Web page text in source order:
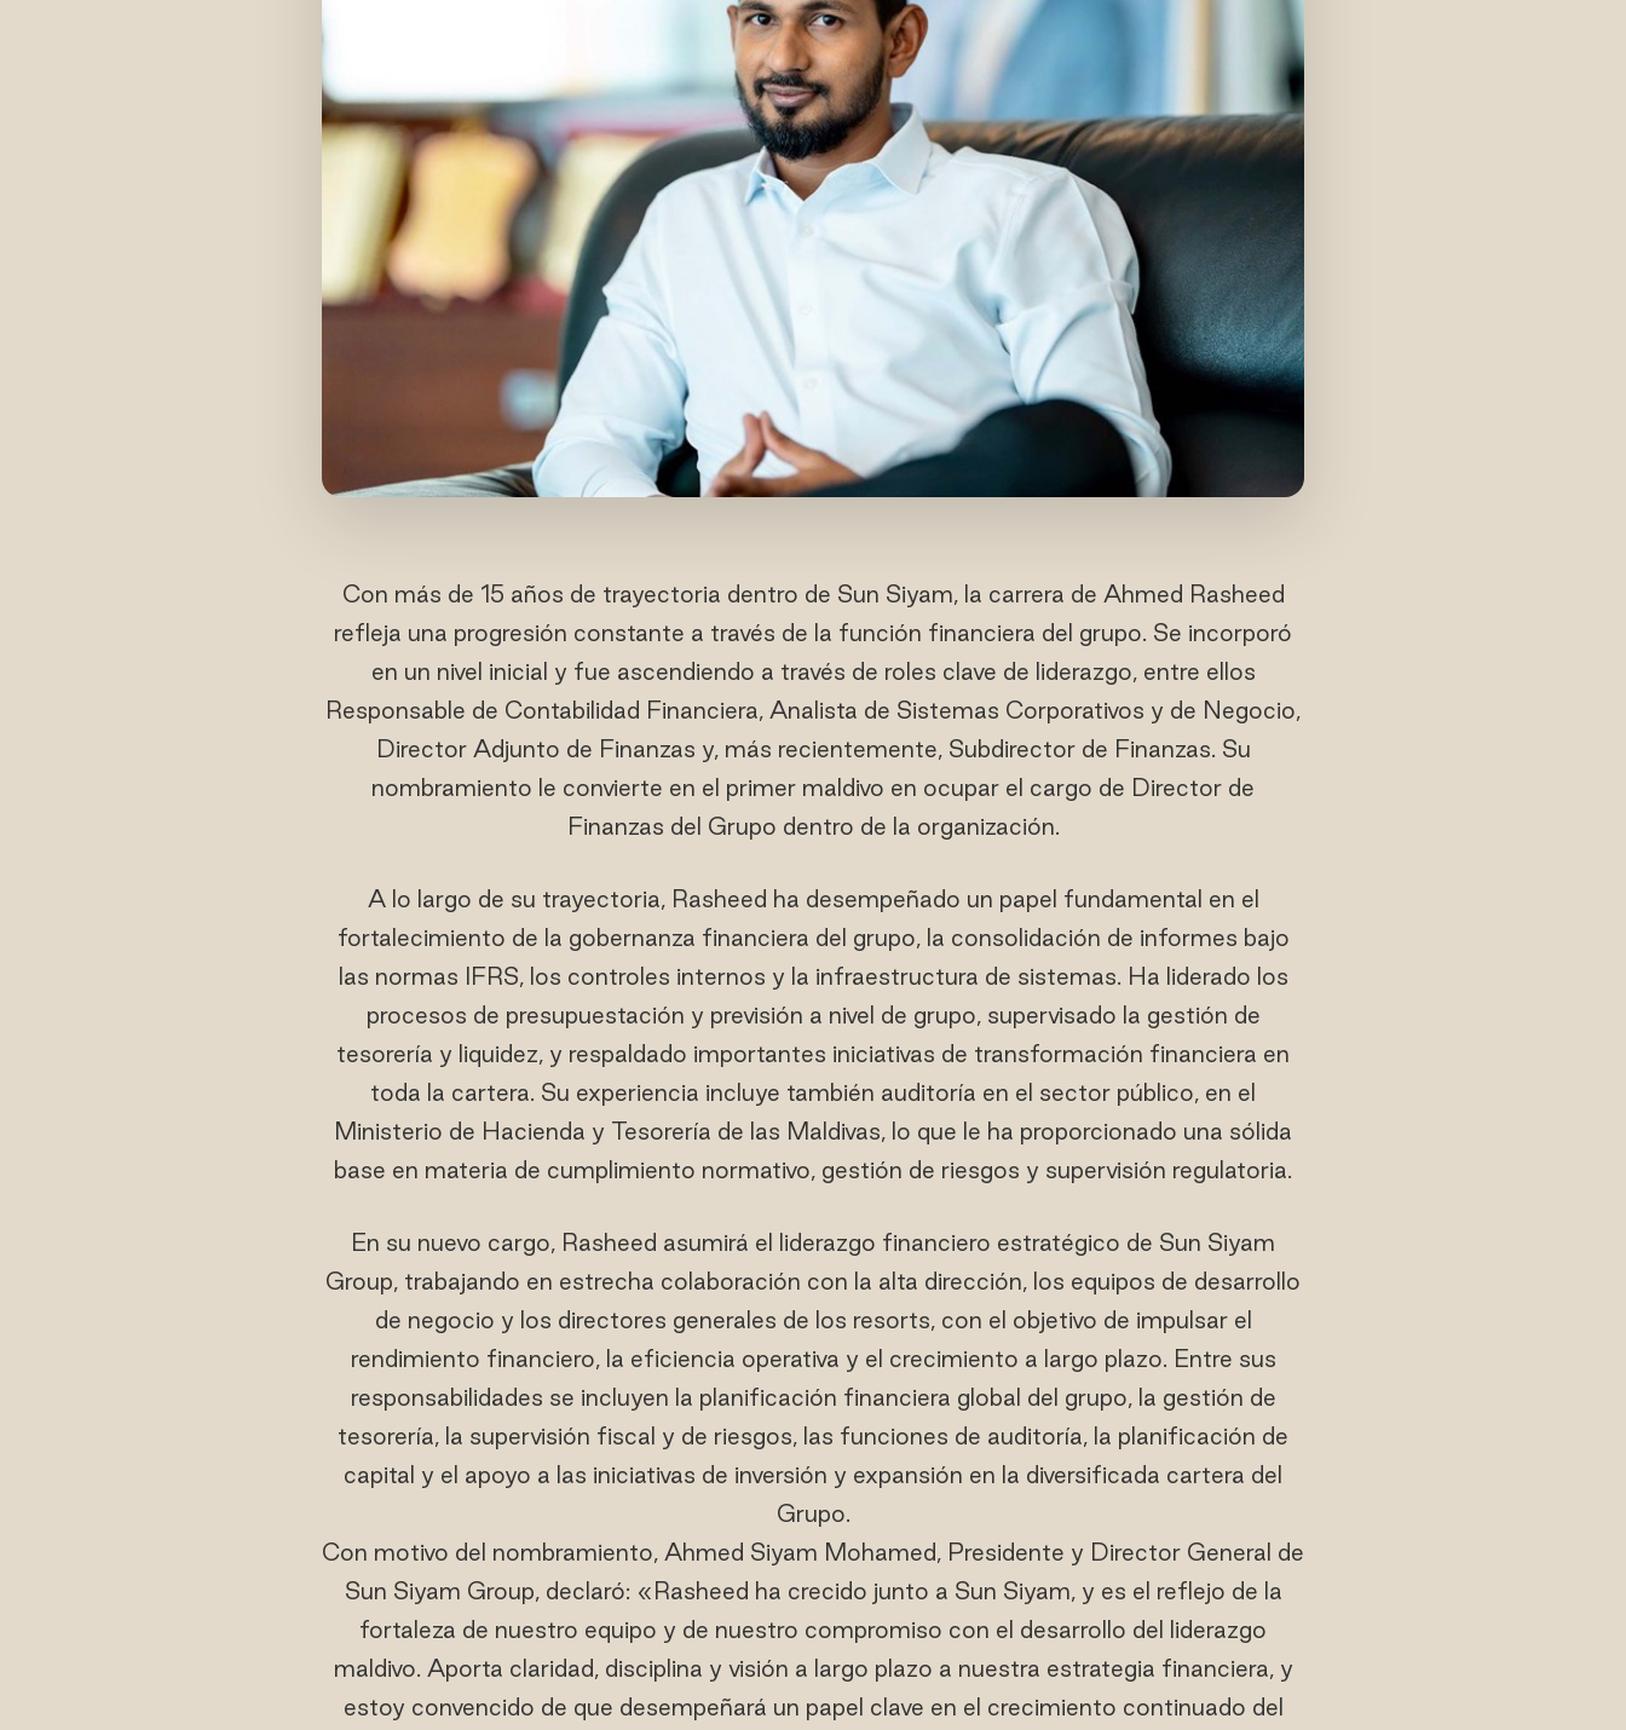
Con más de 15 años de trayectoria dentro de Sun Siyam, la carrera de Ahmed Rasheed
refleja una progresión constante a través de la función financiera del grupo. Se incorporó
en un nivel inicial y fue ascendiendo a través de roles clave de liderazgo, entre ellos
Responsable de Contabilidad Financiera, Analista de Sistemas Corporativos y de Negocio,
Director Adjunto de Finanzas y, más recientemente, Subdirector de Finanzas. Su
nombramiento le convierte en el primer maldivo en ocupar el cargo de Director de
Finanzas del Grupo dentro de la organización.
A lo largo de su trayectoria, Rasheed ha desempeñado un papel fundamental en el
fortalecimiento de la gobernanza financiera del grupo, la consolidación de informes bajo
las normas IFRS, los controles internos y la infraestructura de sistemas. Ha liderado los
procesos de presupuestación y previsión a nivel de grupo, supervisado la gestión de
tesorería y liquidez, y respaldado importantes iniciativas de transformación financiera en
toda la cartera. Su experiencia incluye también auditoría en el sector público, en el
Ministerio de Hacienda y Tesorería de las Maldivas, lo que le ha proporcionado una sólida
base en materia de cumplimiento normativo, gestión de riesgos y supervisión regulatoria.
En su nuevo cargo, Rasheed asumirá el liderazgo financiero estratégico de Sun Siyam
Group, trabajando en estrecha colaboración con la alta dirección, los equipos de desarrollo
de negocio y los directores generales de los resorts, con el objetivo de impulsar el
rendimiento financiero, la eficiencia operativa y el crecimiento a largo plazo. Entre sus
responsabilidades se incluyen la planificación financiera global del grupo, la gestión de
tesorería, la supervisión fiscal y de riesgos, las funciones de auditoría, la planificación de
capital y el apoyo a las iniciativas de inversión y expansión en la diversificada cartera del
Grupo.
Con motivo del nombramiento, Ahmed Siyam Mohamed, Presidente y Director General de
Sun Siyam Group, declaró: «Rasheed ha crecido junto a Sun Siyam, y es el reflejo de la
fortaleza de nuestro equipo y de nuestro compromiso con el desarrollo del liderazgo
maldivo. Aporta claridad, disciplina y visión a largo plazo a nuestra estrategia financiera, y
estoy convencido de que desempeñará un papel clave en el crecimiento continuado del